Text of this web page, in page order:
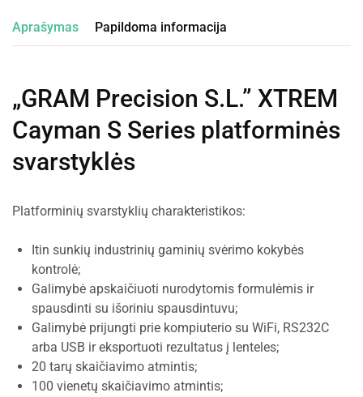
Aprašymas Papildoma informacija
„GRAM Precision S.L.” XTREM
Cayman S Series platforminės
svarstyklės
Platforminių svarstyklių charakteristikos:
Itin sunkių industrinių gaminių svėrimo kokybės
kontrolė;
Galimybė apskaičiuoti nurodytomis formulėmis ir
spausdinti su išoriniu spausdintuvu;
Galimybė prijungti prie kompiuterio su WiFi, RS232C
arba USB ir eksportuoti rezultatus į lenteles;
20 tarų skaičiavimo atmintis;
100 vienetų skaičiavimo atmintis;